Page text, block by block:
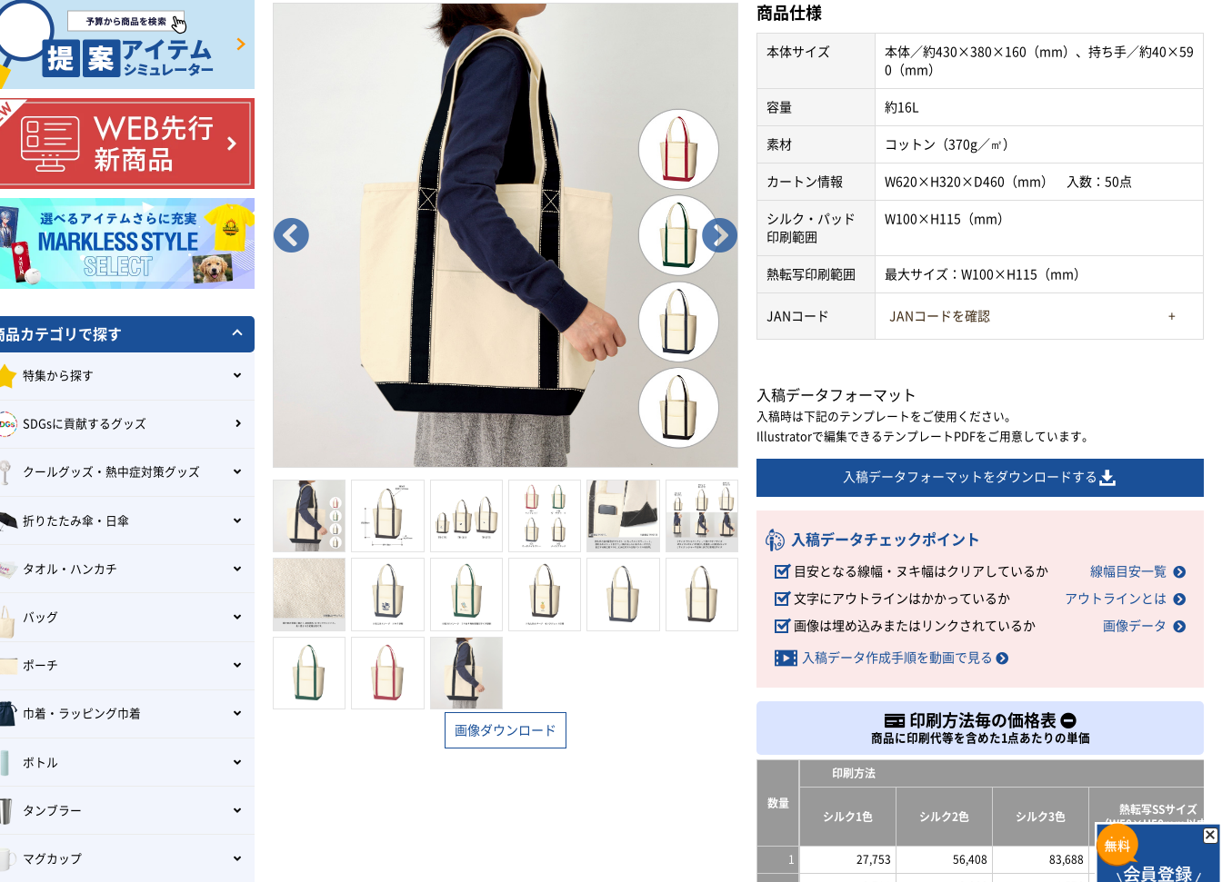
画像ダウンロード
商品仕様
本体サイズ
本体／約430×380×160（mm）、持ち手／約40×59
0（mm）
容量 約16L
素材 コットン（370g／㎡）
カートン情報 W620×H320×D460（mm） 入数：50点
シルク・パッド
印刷範囲
W100×H115（mm）
熱転写印刷範囲 最大サイズ：W100×H115（mm）
JANコード JANコードを確認
入稿データフォーマット
入稿時は下記のテンプレートをご使用ください。
Illustratorで編集できるテンプレートPDFをご用意しています。
入稿データフォーマットをダウンロードする
入稿データチェックポイント
目安となる線幅・ヌキ幅はクリアしているか 線幅目安一覧
文字にアウトラインはかかっているか アウトラインとは
画像は埋め込みまたはリンクされているか 画像データ
入稿データ作成手順を動画で見る
印刷方法毎の価格表
商品に印刷代等を含めた1点あたりの単価
数量
印刷方法
シルク1色 シルク2色 シルク3色
熱転写SSサイズ
（W50×H50mm以内）
1 27,753 56,408 83,688
品カテゴリで探す
特集から探す
SDGsに貢献するグッズ
クールグッズ・熱中症対策グッズ
折りたたみ傘・日傘
タオル・ハンカチ
バッグ
ポーチ
巾着・ラッピング巾着
ボトル
タンブラー
マグカップ